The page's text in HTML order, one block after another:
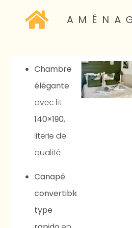
Chambre
élégante
avec lit
140×190,
literie de
qualité
Canapé
convertible
type